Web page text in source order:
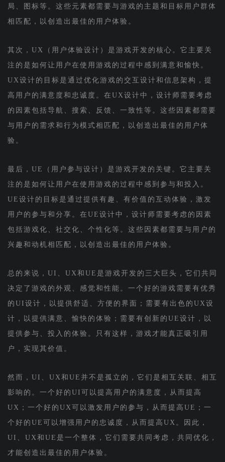
局、图标等。这些元素都需要与游戏的主题和目标用户群体
相匹配，以创造出最佳的用户体验。
其次，UX（用户体验设计）是游戏开发的核心。它主要关
注的是如何让用户在使用游戏的过程中感到满意和愉快。
UX设计的目标是通过优化游戏的交互设计和信息架构，提
高用户的满意度和忠诚度。在UX设计中，设计师需要考虑
的因素包括导航、搜索、反馈、一致性等。这些因素都需要
与用户的需求和行为模式相匹配，以创造出最佳的用户体
验。
最后，UE（用户参与设计）是游戏开发的关键。它主要关
注的是如何让用户在使用游戏的过程中感到参与和投入。
UE设计的目标是通过提供有趣、有价值的互动体验，激发
用户的参与和分享。在UE设计中，设计师需要考虑的因素
包括游戏化、社交化、个性化等。这些因素都需要与用户的
兴趣和动机相匹配，以创造出最佳的用户体验。
总的来说，UI、UX和UE是游戏开发的三大巨头，它们共同
决定了游戏的外观、感觉和性能。一个好的游戏需要有优秀
的UI设计，以提供舒适、方便的界面；需要有出色的UX设
计，以提供满意、愉快的体验；需要有创新的UE设计，以
提供参与、投入的体验。只有这样，游戏才能真正吸引用
户，实现其价值。
然而，UI、UX和UE并不是孤立的，它们是相互关联、相互
影响的。一个好的UI可以提高用户的满意度，从而提高
UX；一个好的UX可以激发用户的参与，从而提高UE；一
个好的UE可以增强用户的忠诚度，从而提高UX。因此，
UI、UX和UE是一个整体，它们需要共同考虑，共同优化，
才能创造出最佳的用户体验。